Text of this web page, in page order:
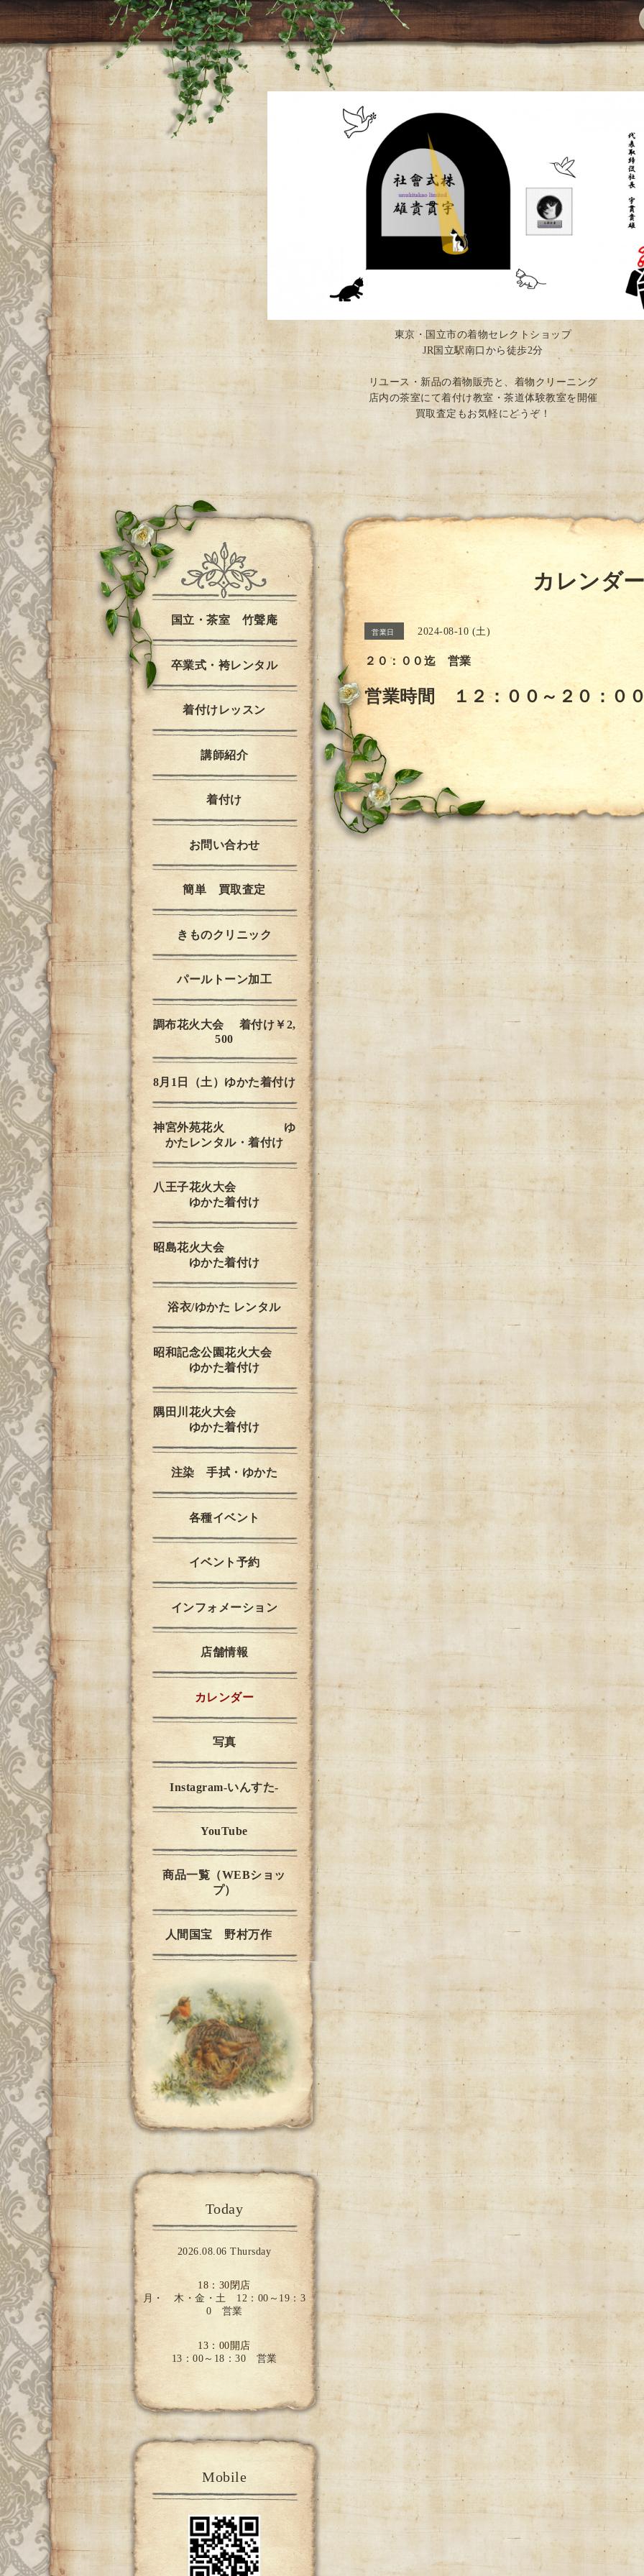
東京・国立市の着物セレクトショップ
JR国立駅南口から徒歩2分
リユース・新品の着物販売と、着物クリーニング
店内の茶室にて着付け教室・茶道体験教室を開催
買取査定もお気軽にどうぞ！
カレンダ
営業日 2024-08-10 (土)
２０：００迄 営業
営業時間 １２：００～２０：０
国立・茶室 竹聲庵
卒業式・袴レンタル
着付けレッスン
講師紹介
着付け
お問い合わせ
簡単 買取査定
きものクリニック
パールトーン加工
調布花火大会 着付け￥2,
500
8月1日（土）ゆかた着付け
神宮外苑花火 ゆ
かたレンタル・着付け
八王子花火大会
ゆかた着付け
昭島花火大会
ゆかた着付け
浴衣/ゆかた レンタル
昭和記念公園花火大会
ゆかた着付け
隅田川花火大会
ゆかた着付け
注染 手拭・ゆかた
各種イベント
イベント予約
インフォメーション
店舗情報
カレンダー
写真
Instagram-いんすた-
YouTube
商品一覧（WEBショッ
プ）
人間国宝 野村万作
Today
2026.08.06 Thursday
18：30閉店
月・ 木・金・土 12：00～19：3
0 営業
13：00開店
13：00～18：30 営業
Mobile